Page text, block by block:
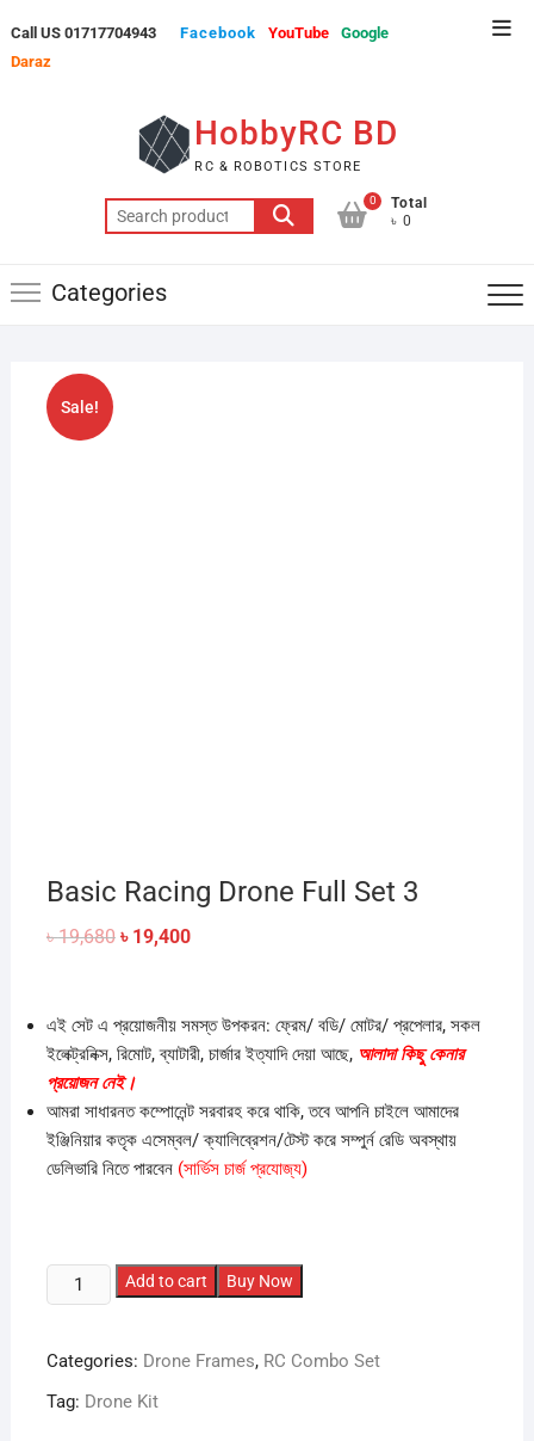
to
content
Call US 01717704943 Facebook YouTube
Google
Daraz
HobbyRC BD
RC & ROBOTICS STORE
Search
for:
0
Total
৳ 0
Categories
Sale!
Basic Racing Drone Full Set 3
৳19,680 Original
price
৳ 19,400Current
এই সেট এ প্রয়োজনীয় সমস্ত উপকরন: ফ্রেম/ বডি/ মোটর/ প্রপেলার, সকল
ইলেক্ট্রনিক্স, রিমোট, ব্যাটারী, চার্জার ইত্যাদি দেয়া আছে, আলাদা কিছু কেনার
প্রয়োজন নেই।
আমরা সাধারনত কম্পোনেন্ট সরবারহ করে থাকি, তবে আপনি চাইলে আমাদের
ইঞ্জিনিয়ার কতৃক এসেম্বল/ ক্যালিব্রেশন/টেস্ট করে সম্পুর্ন রেডি অবস্থায়
ডেলিভারি নিতে পারবেন(সার্ভিস চার্জ প্রযোজ্য)
Basic
Racing
Full
Set
Add to cart Buy Now
Categories: Drone Frames, RC Combo Set
Tag: Drone Kit